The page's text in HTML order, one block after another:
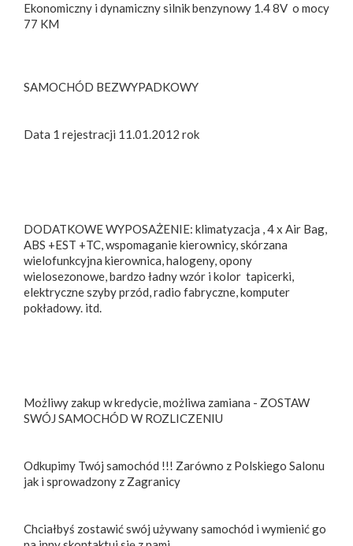
Ekonomiczny i dynamiczny silnik benzynowy 1.4 8V o mocy
77 KM
SAMOCHÓD BEZWYPADKOWY
Data 1 rejestracji 11.01.2012 rok
DODATKOWE WYPOSAŻENIE: klimatyzacja , 4 x Air Bag,
ABS +EST +TC, wspomaganie kierownicy, skórzana
wielofunkcyjna kierownica, halogeny, opony
wielosezonowe, bardzo ładny wzór i kolor tapicerki,
elektryczne szyby przód, radio fabryczne, komputer
pokładowy. itd.
Możliwy zakup w kredycie, możliwa zamiana - ZOSTAW
SWÓJ SAMOCHÓD W ROZLICZENIU
Odkupimy Twój samochód !!! Zarówno z Polskiego Salonu
jak i sprowadzony z Zagranicy
Chciałbyś zostawić swój używany samochód i wymienić go